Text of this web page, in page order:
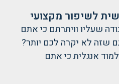
לשיפור מקצועי
שעליו וויתרתם כי אתם
שזה לא יקרה לכם יותר?
אנגלית כי אתם